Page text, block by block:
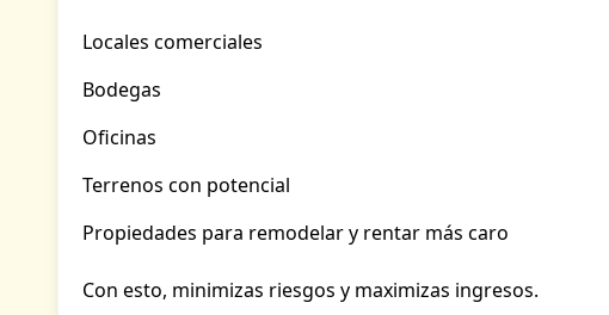
Locales comerciales
Bodegas
Oficinas
Terrenos con potencial
Propiedades para remodelar y rentar más caro
Con esto, minimizas riesgos y maximizas ingresos.